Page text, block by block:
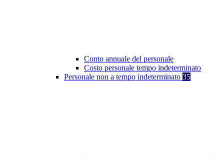
Conto annuale del personale
Costo personale tempo indeterminato
Personale non a tempo indeterminato 35